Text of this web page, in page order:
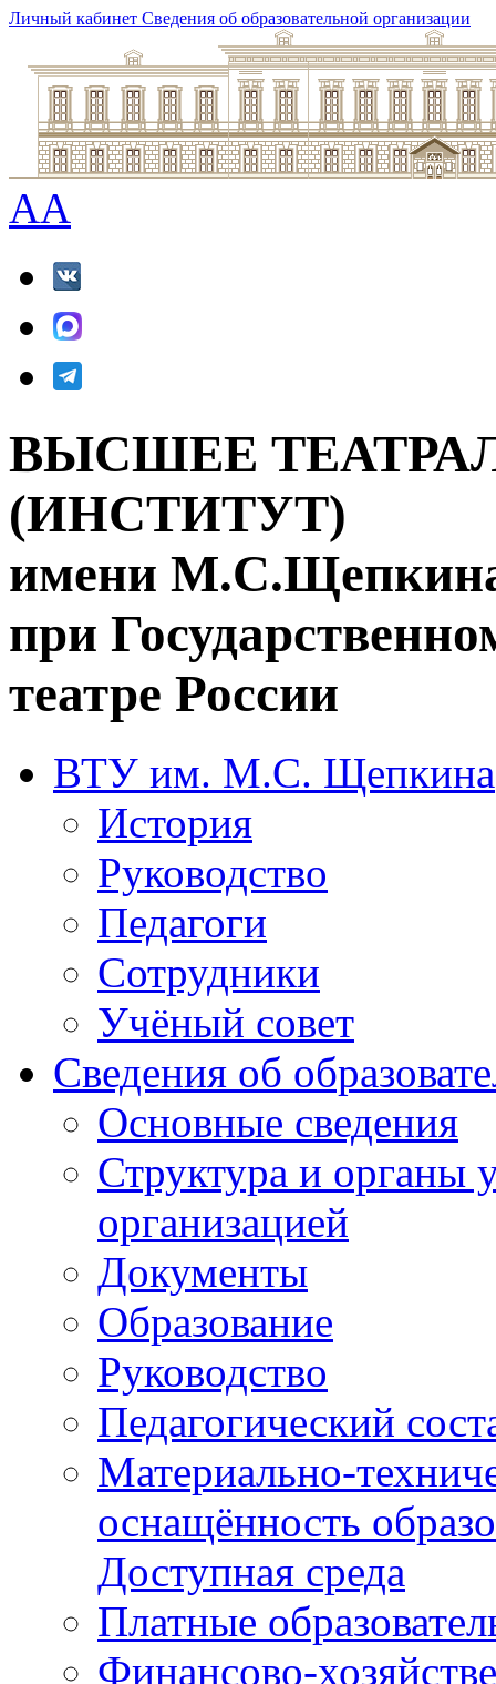
Личный кабинет Сведения об образовательной организации
AA
ВЫСШЕЕ
(ИНСТИТУТ)
имени
при
театре России
ВТУ им. М.С. Щепкина
История
Руководство
Педагоги
Сотрудники
Учёный совет
Сведения об
Основные сведения
Структура и органы
организацией
Документы
Образование
Руководство
Педагогический
Материально-
оснащённость
Доступная среда
Платные
Финансово-